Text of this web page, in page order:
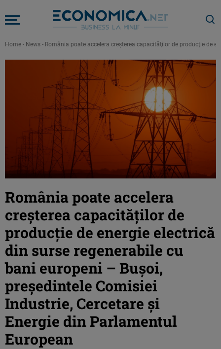
Home - News - România poate accelera creşterea capacităţilor de producţie de
România poate accelera
creşterea capacităţilor de
producţie de energie electrică
din surse regenerabile cu
bani europeni – Buşoi,
preşedintele Comisiei
Industrie, Cercetare şi
Energie din Parlamentul
European